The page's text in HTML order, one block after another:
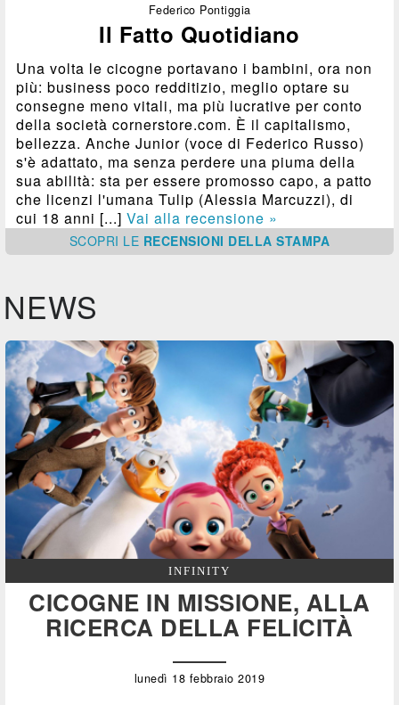
Federico Pontiggia
Il Fatto Quotidiano
Una volta le cicogne portavano i bambini, ora non
più: business poco redditizio, meglio optare su
consegne meno vitali, ma più lucrative per conto
della società cornerstore.com. È il capitalismo,
bellezza. Anche Junior (voce di Federico Russo)
s'è adattato, ma senza perdere una piuma della
sua abilità: sta per essere promosso capo, a patto
che licenzi l'umana Tulip (Alessia Marcuzzi), di
cui 18 anni [...]Vai alla recensione »
SCOPRI LE RECENSIONI DELLA STAMPA
NEWS
INFINITY
CICOGNE IN MISSIONE, ALLA
RICERCA DELLA FELICITÀ
lunedì 18 febbraio 2019